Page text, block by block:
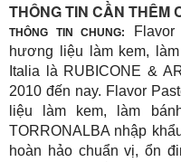
THÔNG TIN CẦN THÊM
THÔNG TIN CHUNG:
hương liệu làm kem,
Italia là RUBICONE &
2010 đến nay. Flavor
liệu làm kem, làm
TORRONALBA nhập
hoàn hảo chuẩn vị, ổn